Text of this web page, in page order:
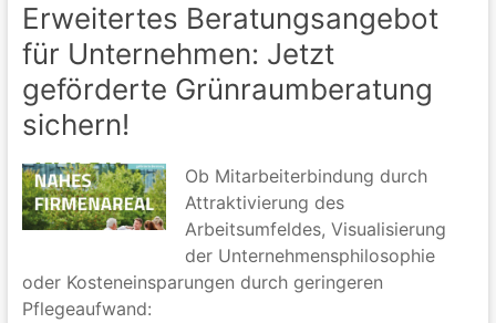
Erweitertes Beratungsangebot
für Unternehmen: Jetzt
geförderte Grünraumberatung
sichern!
Ob Mitarbeiterbindung durch
Attraktivierung des
Arbeitsumfeldes, Visualisierung
der Unternehmensphilosophie
oder Kosteneinsparungen durch geringeren
Pflegeaufwand: